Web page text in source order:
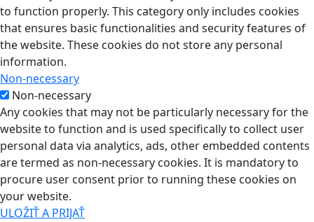
to function properly. This category only includes cookies
that ensures basic functionalities and security features of
the website. These cookies do not store any personal
information.
Non-necessary
Non-necessary
Any cookies that may not be particularly necessary for the
website to function and is used specifically to collect user
personal data via analytics, ads, other embedded contents
are termed as non-necessary cookies. It is mandatory to
procure user consent prior to running these cookies on
your website.
ULOŽIŤ A PRIJAŤ